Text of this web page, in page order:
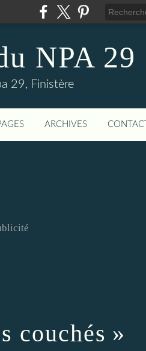
NPA 29
29, Finistère
ARCHIVES CONTACT
couchés »